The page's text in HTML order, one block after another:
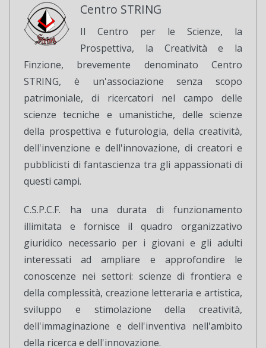
Centro STRING
Il Centro per le Scienze, la
Prospettiva, la Creatività e la
Finzione, brevemente denominato Centro
STRING, è un'associazione senza scopo
patrimoniale, di ricercatori nel campo delle
scienze tecniche e umanistiche, delle scienze
della prospettiva e futurologia, della creatività,
dell'invenzione e dell'innovazione, di creatori e
pubblicisti di fantascienza tra gli appassionati di
questi campi.
C.S.P.C.F. ha una durata di funzionamento
illimitata e fornisce il quadro organizzativo
giuridico necessario per i giovani e gli adulti
interessati ad ampliare e approfondire le
conoscenze nei settori: scienze di frontiera e
della complessità, creazione letteraria e artistica,
sviluppo e stimolazione della creatività,
dell'immaginazione e dell'inventiva nell'ambito
della ricerca e dell'innovazione.